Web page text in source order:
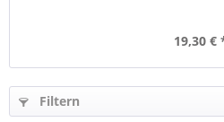
19,30 €
Filtern